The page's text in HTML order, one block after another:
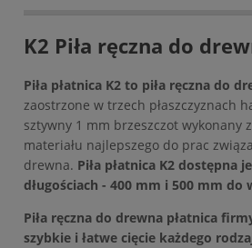
K2 Piła ręczna do
Piła płatnica K2 to piła ręczna do
zaostrzone w trzech płaszczyznach
sztywny 1 mm brzeszczot wykonany
materiału najlepszego do prac
drewna. Piła płatnica K2 dostępna
długościach - 400 mm i 500 mm do
Piła ręczna do drewna płatnica
szybkie i łatwe cięcie każdego